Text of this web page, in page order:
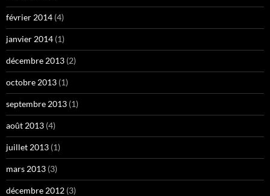
février 2014 (4)
janvier 2014 (1)
décembre 2013 (2)
octobre 2013 (1)
septembre 2013 (1)
août 2013 (4)
juillet 2013 (1)
mars 2013 (3)
décembre 2012 (3)